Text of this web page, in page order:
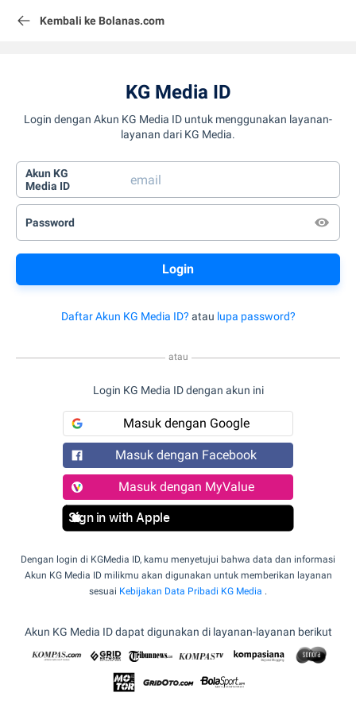
Kembali ke Bolanas.com
KG Media ID
Login dengan Akun KG Media ID untuk menggunakan layanan-
layanan dari KG Media.
Akun KG
Media ID
Password
Daftar Akun KG Media ID? atau lupa password?
atau
Login KG Media ID dengan akun ini
Masuk dengan Google
Masuk dengan Facebook
Masuk dengan MyValue
Sign in with Apple
Dengan login di KGMedia ID, kamu menyetujui bahwa data dan informasi
Akun KG Media ID milikmu akan digunakan untuk memberikan layanan
sesuai Kebijakan Data Pribadi KG Media .
Akun KG Media ID dapat digunakan di layanan-layanan berikut